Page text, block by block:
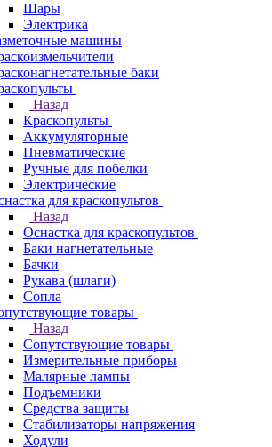
Шары
Электрика
машины
баки
Назад
Краскопульты
Аккумуляторные
Пневматические
Ручные для побелки
Электрические
для краскопультов
Назад
Оснастка для краскопультов
Баки нагнетательные
Бачки
Рукава (шлаги)
Сопла
товары
Назад
Сопутствующие товары
Измерительные приборы
Малярные лампы
Подъемники
Средства защиты
Стабилизаторы напряжения
Ходули